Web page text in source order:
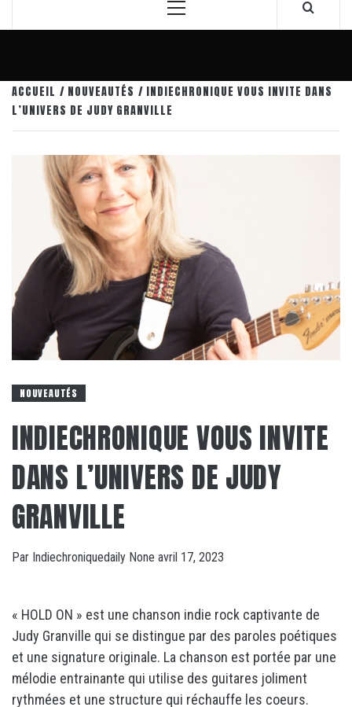
Menu
ACCUEIL NOUVEAUTÉS
INDIECHRONIQUE VOUS INVITE DANS
L’UNIVERS DE JUDY GRANVILLE
NOUVEAUTÉS
INDIECHRONIQUE VOUS INVITE
DANS L’UNIVERS DE JUDY
GRANVILLE
Par Indiechroniquedaily None avril 17, 2023
« HOLD ON » est une chanson indie rock captivante de
Judy Granville qui se distingue par des paroles poétiques
et une signature originale. La chanson est portée par une
mélodie entrainante qui utilise des guitares joliment
rythmées et une structure qui réchauffe les coeurs.